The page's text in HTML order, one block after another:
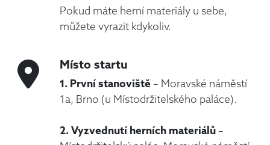
Pokud máte herní materiály u sebe,
můžete vyrazit kdykoliv.
Místo startu
1. První stanoviště – Moravské náměstí
1a, Brno (u Místodržitelského paláce).
2. Vyzvednutí herních materiálů–